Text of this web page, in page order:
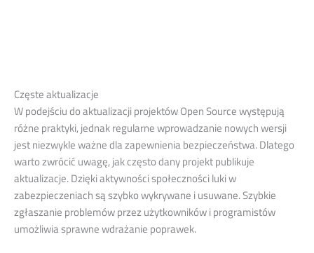
Częste aktualizacje
W podejściu do aktualizacji projektów Open Source występują
różne praktyki, jednak regularne wprowadzanie nowych wersji
jest niezwykle ważne dla zapewnienia bezpieczeństwa. Dlatego
warto zwrócić uwagę, jak często dany projekt publikuje
aktualizacje. Dzięki aktywności społeczności luki w
zabezpieczeniach są szybko wykrywane i usuwane. Szybkie
zgłaszanie problemów przez użytkowników i programistów
umożliwia sprawne wdrażanie poprawek.